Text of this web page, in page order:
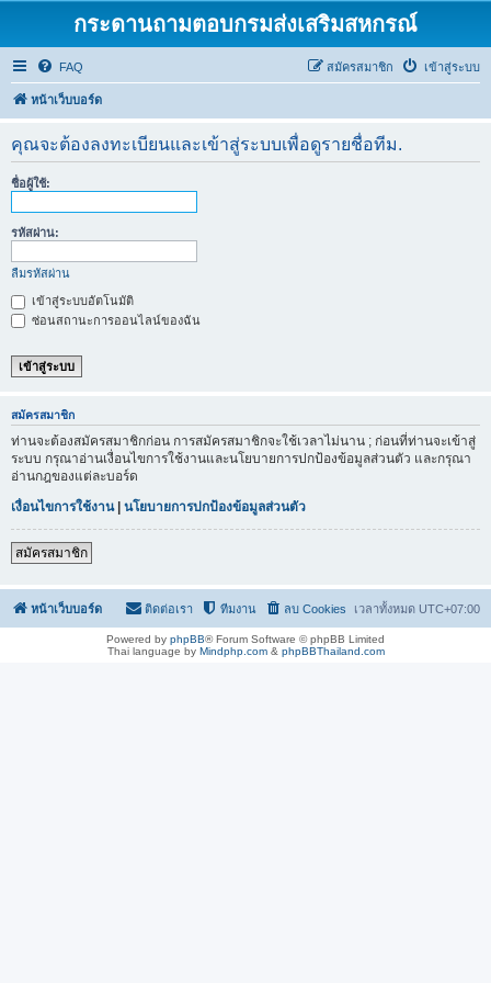
กระดานถามตอบกรมส่งเสริมสหกรณ์
FAQ เข้าสู่ระบบ
สมัครสมาชิก
หน้าเว็บบอร์ด
คุณจะต้องลงทะเบียนและเข้าสู่ระบบเพื่อดูรายชื่อทีม.
ชื่อผู้ใช้:
รหัสผ่าน:
ลืมรหัสผ่าน
เข้าสู่ระบบอัตโนมัติ
ซ่อนสถานะการออนไลน์ของฉัน
สมัครสมาชิก
ท่านจะต้องสมัครสมาชิกก่อน การสมัครสมาชิกจะใช้เวลาไม่นาน ; ก่อนที่ท่านจะเข้าสู่
ระบบ กรุณาอ่านเงื่อนไขการใช้งานและนโยบายการปกป้องข้อมูลส่วนตัว และกรุณา
อ่านกฎของแต่ละบอร์ด
เงื่อนไขการใช้งาน| นโยบายการปกป้องข้อมูลส่วนตัว
สมัครสมาชิก
หน้าเว็บบอร์ด เวลาทั้งหมด UTC+07:00
ลบ Cookies
ทีมงาน
ติดต่อเรา
Powered by phpBB® Forum Software © phpBB Limited
Thai language by Mindphp.com& phpBBThailand.com